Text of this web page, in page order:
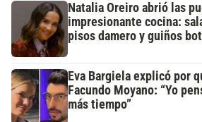
Natalia Oreiro abrió las
impresionante cocina:
pisos damero y guiños
Eva Bargiela explicó por
Facundo Moyano: “Yo
más tiempo”